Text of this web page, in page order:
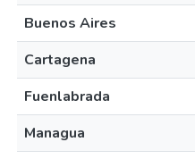
Buenos Aires
Cartagena
Fuenlabrada
Managua